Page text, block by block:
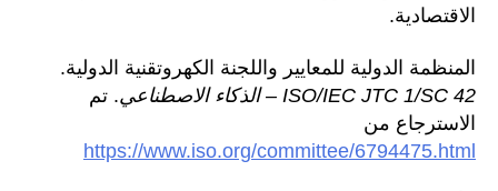
الاقتصادية.
المنظمة الدولية للمعايير واللجنة الكهروتقنية الدولية.
ISO/IEC JTC 1/SC 42 – الذكاء الاصطناعي
. تم
الاسترجاع من
https://www.iso.org/committee/6794475.html